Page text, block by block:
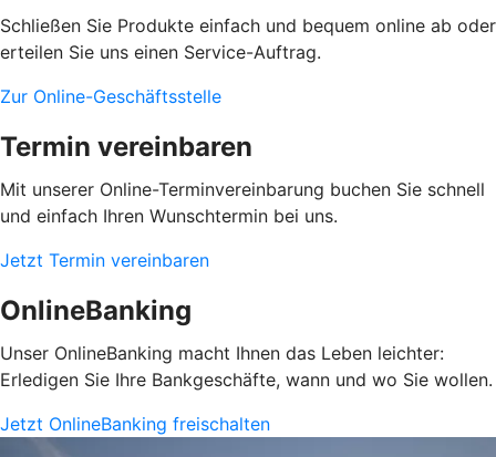
Schließen Sie Produkte einfach und bequem online ab oder
erteilen Sie uns einen Service-Auftrag.
Zur Online-Geschäftsstelle
Termin vereinbaren
Mit unserer Online-Terminvereinbarung buchen Sie schnell
und einfach Ihren Wunschtermin bei uns.
Jetzt Termin vereinbaren
OnlineBanking
Unser OnlineBanking macht Ihnen das Leben leichter:
Erledigen Sie Ihre Bankgeschäfte, wann und wo Sie wollen.
Jetzt OnlineBanking freischalten